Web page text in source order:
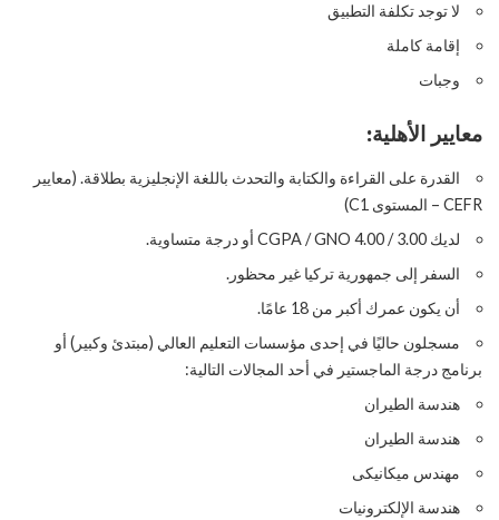
لا توجد تكلفة التطبيق
إقامة كاملة
وجبات
معايير الأهلية:
القدرة على القراءة والكتابة والتحدث باللغة الإنجليزية بطلاقة. (معايير
CEFR – المستوى C1)
لديك 3.00 / 4.00 CGPA / GNO أو درجة متساوية.
السفر إلى جمهورية تركيا غير محظور.
أن يكون عمرك أكبر من 18 عامًا.
مسجلون حاليًا في إحدى مؤسسات التعليم العالي (مبتدئ وكبير) أو
برنامج درجة الماجستير في أحد المجالات التالية:
هندسة الطيران
هندسة الطيران
مهندس ميكانيكى
هندسة الإلكترونيات